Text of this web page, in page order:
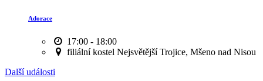
Adorace
17:00 - 18:00
filiální kostel Nejsvětější Trojice, Mšeno nad Nisou
Další události